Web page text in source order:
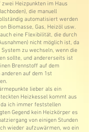
Heizpunkten im Haus
die manuell
automatisiert werden
Biomasse, Gas, Heizöl usw.
eine Flexibilität, die durch
nicht möglich ist, da
zu wechseln, wenn die
sollte, und andererseits ist
Brennstoff auf dem
auf dem 1st
lieber als ein
Heizkessel kommt aus
ich immer feststellen
Gegend kein Heizkörper es
von einigen Stunden
wieder aufzuwärmen, wo ein